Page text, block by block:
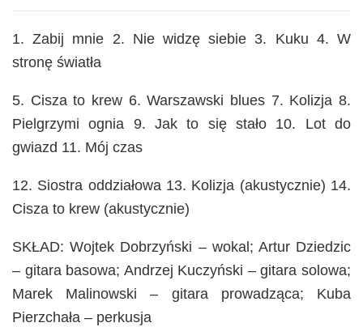
1. Zabij mnie 2. Nie widzę siebie 3. Kuku 4. W
stronę światła
5. Cisza to krew 6. Warszawski blues 7. Kolizja 8.
Pielgrzymi ognia 9. Jak to się stało 10. Lot do
gwiazd 11. Mój czas
12. Siostra oddziałowa 13. Kolizja (akustycznie) 14.
Cisza to krew (akustycznie)
SKŁAD: Wojtek Dobrzyński – wokal; Artur Dziedzic
– gitara basowa; Andrzej Kuczyński – gitara solowa;
Marek Malinowski – gitara prowadząca; Kuba
Pierzchała – perkusja